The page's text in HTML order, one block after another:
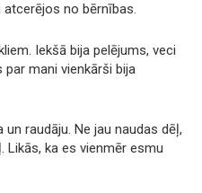
atcerējos no bērnības.
Iekšā bija pelējums, veci
mani vienkārši bija
raudāju. Ne jau naudas dēļ,
Likās, ka es vienmēr esmu